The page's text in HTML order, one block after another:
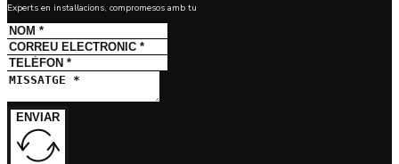
Experts en instal·lacions, compromesos amb tu
ENVIAR